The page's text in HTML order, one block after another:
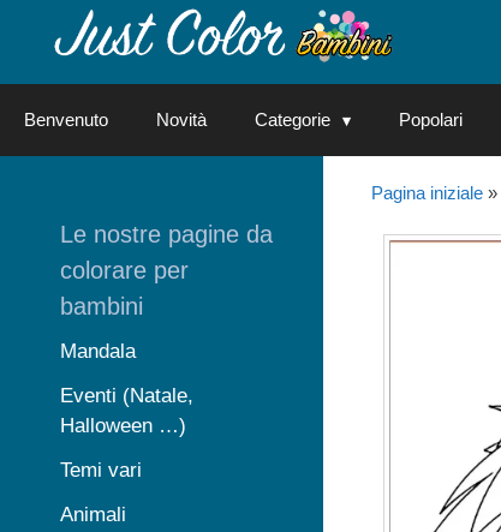
Benvenuto Novità Categorie Popolari
Pagina iniziale»
Le nostre pagine da
colorare per
bambini
Mandala
Eventi (Natale,
Halloween …)
Temi vari
Animali